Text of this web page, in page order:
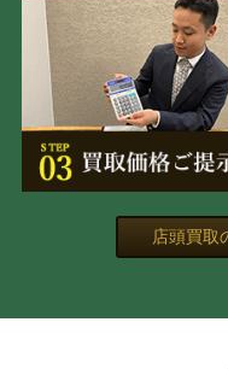
店頭買取